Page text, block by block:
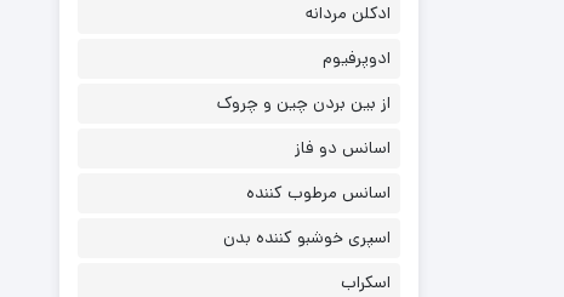
ادکلن مردانه
ادوپرفیوم
از بین بردن چین و چروک
اسانس دو فاز
اسانس مرطوب کننده
اسپری خوشبو کننده بدن
اسکراب